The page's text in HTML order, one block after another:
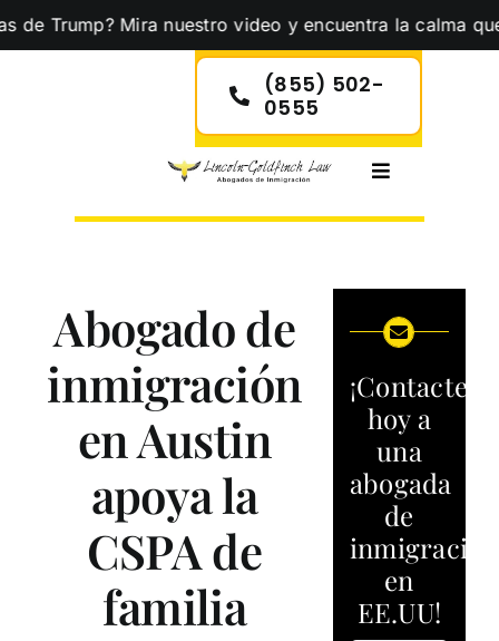
Skip
Mira nuestro video y encuentra la calma que
(855) 502-
0555
Toggle
Abogado de
inmigración
en Austin
apoya la
CSPA de
familia
¡Contacte
hoy a
una
abogada
de
inmigración
en
EE.UU!